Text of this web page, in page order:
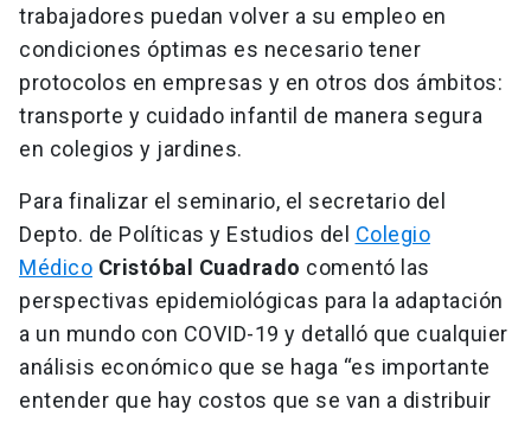
trabajadores puedan volver a su empleo en
condiciones óptimas es necesario tener
protocolos en empresas y en otros dos ámbitos:
transporte y cuidado infantil de manera segura
en colegios y jardines.
Para finalizar el seminario, el secretario del
Depto. de Políticas y Estudios del Colegio
Médico Cristóbal Cuadrado comentó las
perspectivas epidemiológicas para la adaptación
a un mundo con COVID-19 y detalló que cualquier
análisis económico que se haga “es importante
entender que hay costos que se van a distribuir